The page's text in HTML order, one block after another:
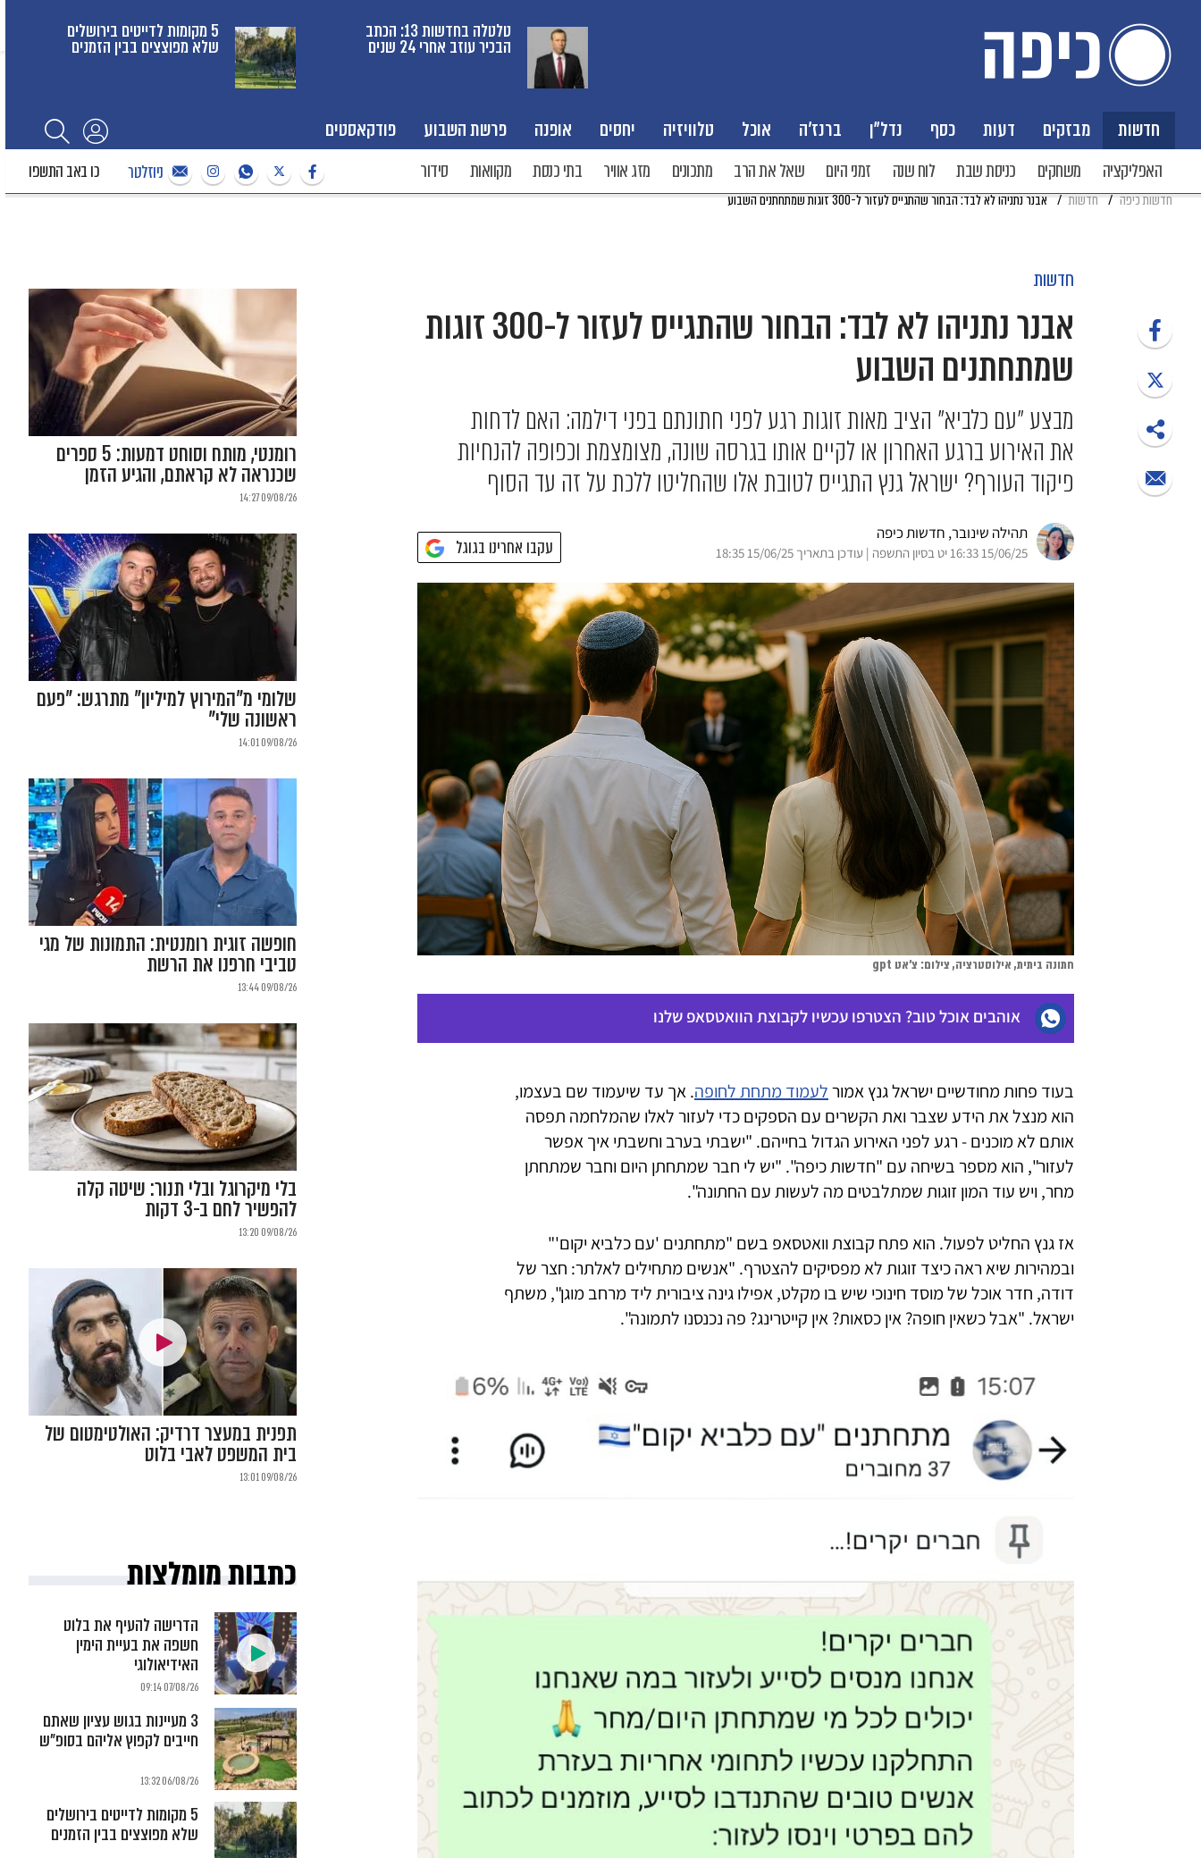
חדשות מבזקים דעות כסף נדל"ן ברנז'ה אוכל טלוויזיה יחסים אופנה פרשת השבוע פודקאסטים
האפליקציה משחקים כניסת שבת לוח שנה זמני היום שאל את הרב מתכונים מזג אוויר בתי כנסת מקוואות סידור ניוזלטר כו באב התשפו
טלטלה בחדשות 13: הכתב
הבכיר עוזב אחרי 24 שנים
5 מקומות לדייטים בירושלים
שלא מפוצצים בבין הזמנים
חדשות כיפה חדשות אבנר נתניהו לא לבד: הבחור שהתגייס לעזור ל-300 זוגות שמתחתנים השבוע
חדשות
אבנר נתניהו לא לבד: הבחור שהתגייס לעזור ל-300 זוגות
שמתחתנים השבוע
מבצע "עם כלביא" הציב מאות זוגות רגע לפני חתונתם בפני דילמה: האם לדחות
את האירוע ברגע האחרון או לקיים אותו בגרסה שונה, מצומצמת וכפופה להנחיות
פיקוד העורף? ישראל גנץ התגייס לטובת אלו שהחליטו ללכת על זה עד הסוף
תהילה שינובר, חדשות כיפה
15/06/25 16:33 יט בסיון התשפה | עודכן בתאריך 15/06/25 18:35 עקבו אחרינו בגוגל
חתונה ביתית, אילוסטרציה, צילום: צ'אט gpt
אוהבים אוכל טוב? הצטרפו עכשיו לקבוצת הוואטסאפ שלנו
בעוד פחות מחודשיים ישראל גנץ אמורלעמוד מתחת לחופה. אך עד שיעמוד שם בעצמו,
הוא מנצל את הידע שצבר ואת הקשרים עם הספקים כדי לעזור לאלו שהמלחמה תפסה
אותם לא מוכנים - רגע לפני האירוע הגדול בחייהם. "ישבתי בערב וחשבתי איך אפשר
לעזור", הוא מספר בשיחה עם "חדשות כיפה". "יש לי חבר שמתחתן היום וחבר שמתחתן
מחר, ויש עוד המון זוגות שמתלבטים מה לעשות עם החתונה".
אז גנץ החליט לפעול. הוא פתח קבוצת וואטסאפ בשם "מתחתנים 'עם כלביא יקום'"
ובמהירות שיא ראה כיצד זוגות לא מפסיקים להצטרף. "אנשים מתחילים לאלתר: חצר של
דודה, חדר אוכל של מוסד חינוכי שיש בו מקלט, אפילו גינה ציבורית ליד מרחב מוגן", משתף
ישראל. "אבל כשאין חופה? אין כסאות? אין קייטרינג? פה נכנסנו לתמונה".
רומנטי, מותח וסוחט דמעות: 5 ספרים
שכנראה לא קראתם, והגיע הזמן
09/08/26 14:27
שלומי מ"המירוץ למיליון" מתרגש: "פעם
ראשונה שלי"
09/08/26 14:01
חופשה זוגית רומנטית: התמונות של מגי
טביבי חרפנו את הרשת
09/08/26 13:44
בלי מיקרוגל ובלי תנור: שיטה קלה
להפשיר לחם ב-3 דקות
09/08/26 13:20
תפנית במעצר דרדיק: האולטימטום של
בית המשפט לאבי בלוט
09/08/26 13:01
כתבות מומלצות
הדרישה להעיף את בלוט
חשפה את בעיית הימין
האידיאולוגי
07/08/26 09:14
3 מעיינות בגוש עציון שאתם
חייבים לקפוץ אליהם בסופ"ש
06/08/26 13:32
5 מקומות לדייטים בירושלים
שלא מפוצצים בבין הזמנים